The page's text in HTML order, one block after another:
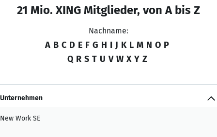
21 Mio. XING Mitglieder, von A bis Z
Nachname:
A B C D E F G H I J K L M N O P
Q R S T U V W X Y Z
Unternehmen
New Work SE